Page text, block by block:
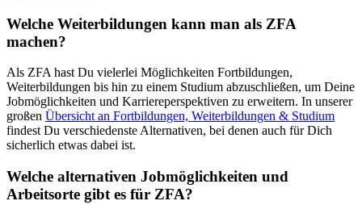
Welche Weiterbildungen kann man als ZFA
machen?
Als ZFA hast Du vielerlei Möglichkeiten Fortbildungen,
Weiterbildungen bis hin zu einem Studium abzuschließen, um Deine
Jobmöglichkeiten und Karriereperspektiven zu erweitern. In unserer
großen Übersicht an Fortbildungen, Weiterbildungen & Studium
findest Du verschiedenste Alternativen, bei denen auch für Dich
sicherlich etwas dabei ist.
Welche alternativen Jobmöglichkeiten und
Arbeitsorte gibt es für ZFA?